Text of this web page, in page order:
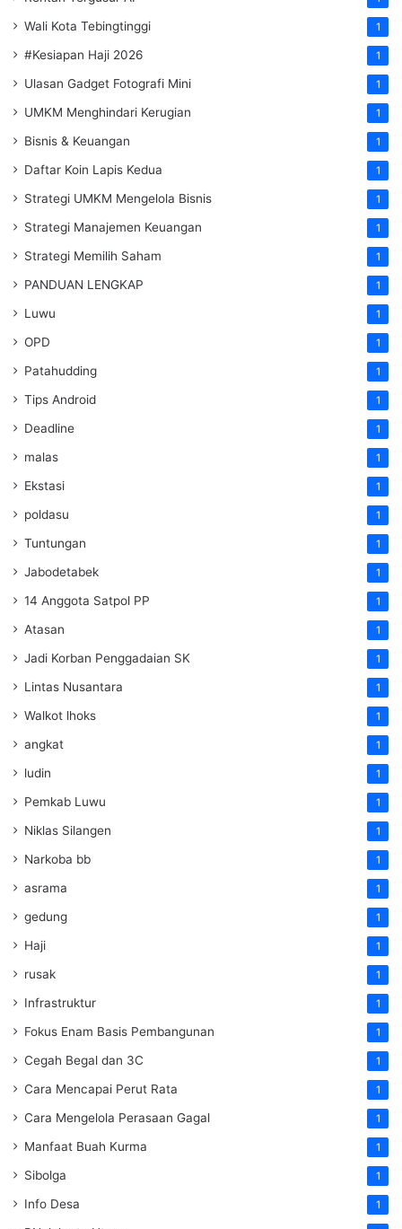
Wali Kota Tebingtinggi 1
#Kesiapan Haji 2026 1
Ulasan Gadget Fotografi Mini 1
UMKM Menghindari Kerugian 1
Bisnis & Keuangan 1
Daftar Koin Lapis Kedua 1
Strategi UMKM Mengelola Bisnis 1
Strategi Manajemen Keuangan 1
Strategi Memilih Saham 1
PANDUAN LENGKAP 1
Luwu 1
OPD 1
Patahudding 1
Tips Android 1
Deadline 1
malas 1
Ekstasi 1
poldasu 1
Tuntungan 1
Jabodetabek 1
14 Anggota Satpol PP 1
Atasan 1
Jadi Korban Penggadaian SK 1
Lintas Nusantara 1
Walkot lhoks 1
angkat 1
ludin 1
Pemkab Luwu 1
Niklas Silangen 1
Narkoba bb 1
asrama 1
gedung 1
Haji 1
rusak 1
Infrastruktur 1
Fokus Enam Basis Pembangunan 1
Cegah Begal dan 3C 1
Cara Mencapai Perut Rata 1
Cara Mengelola Perasaan Gagal 1
Manfaat Buah Kurma 1
Sibolga 1
Info Desa 1